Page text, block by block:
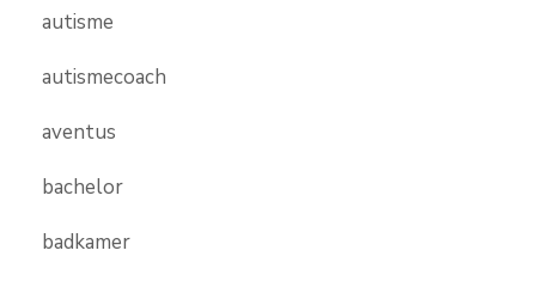
autisme
autismecoach
aventus
bachelor
badkamer